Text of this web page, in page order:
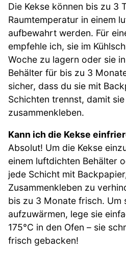
Die Kekse können bis zu 3
Raumtemperatur in einem
aufbewahrt werden. Für
empfehle ich, sie im
Woche zu lagern oder sie
Behälter für bis zu 3
sicher, dass du sie mit
Schichten trennst, damit
zusammenkleben.
Kann ich die Kekse
Absolut! Um die Kekse
einem luftdichten Behälter
jede Schicht mit
Zusammenkleben zu
bis zu 3 Monate frisch. Um
aufzuwärmen, lege sie
175°C in den Ofen – sie
frisch gebacken!